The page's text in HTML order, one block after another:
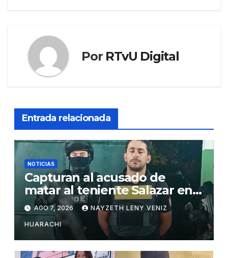
Por RTvU Digital
Entrada relacionada
NOTICIAS
Capturan al acusado de
matar al teniente Salazar en
San Matías
AGO 7, 2026 NAYZETH LENY VENIZ
HUARACHI